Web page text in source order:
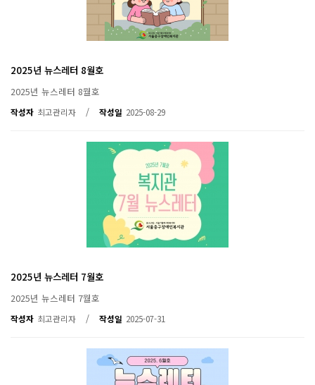
2025년 뉴스레터 8월호
2025년 뉴스레터 8월호
작성자 최고관리자 / 작성일 2025-08-29
2025년 뉴스레터 7월호
2025년 뉴스레터 7월호
작성자 최고관리자 / 작성일 2025-07-31